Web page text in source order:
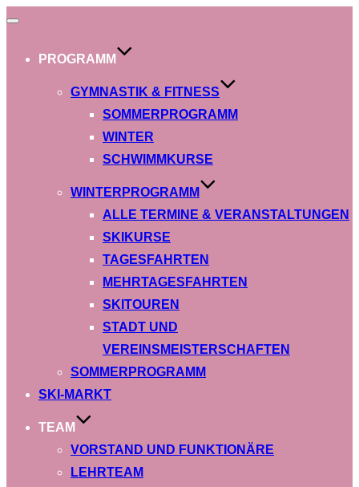
Navigation
PROGRAMM
GYMNASTIK & FITNESS
SOMMERPROGRAMM
WINTER
SCHWIMMKURSE
WINTERPROGRAMM
ALLE TERMINE & VERANSTALTUNGEN
SKIKURSE
TAGESFAHRTEN
MEHRTAGESFAHRTEN
SKITOUREN
STADT UND
VEREINSMEISTERSCHAFTEN
SOMMERPROGRAMM
SKI-MARKT
TEAM
VORSTAND UND FUNKTIONÄRE
LEHRTEAM